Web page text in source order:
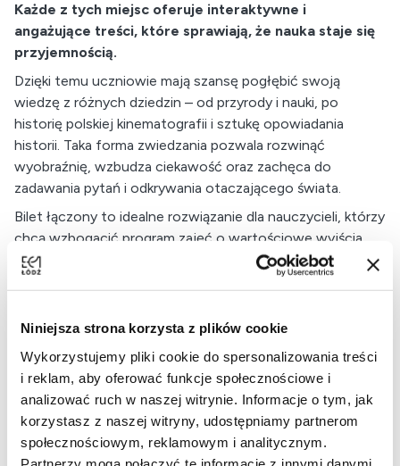
Niniejsza strona korzysta z plików cookie
Wykorzystujemy pliki cookie do spersonalizowania treści
i reklam, aby oferować funkcje społecznościowe i
analizować ruch w naszej witrynie. Informacje o tym, jak
korzystasz z naszej witryny, udostępniamy partnerom
społecznościowym, reklamowym i analitycznym.
Każde z tych miejsc oferuje interaktywne i
angażujące treści, które sprawiają, że nauka staje się
przyjemnością.
Dzięki temu uczniowie mają szansę pogłębić swoją
wiedzę z różnych dziedzin – od przyrody i nauki, po
historię polskiej kinematografii i sztukę opowiadania
historii. Taka forma zwiedzania pozwala rozwinąć
wyobraźnię, wzbudza ciekawość oraz zachęca do
zadawania pytań i odkrywania otaczającego świata.
Bilet łączony to idealne rozwiązanie dla nauczycieli, którzy
chcą wzbogacić program zajęć o wartościowe wyjścia
edukacyjne i sprawić, aby każda wizyta była wyjątkowym
przeżyciem.
Zapewnij swojej grupie niezapomniane chwile, łącząc
nowoczesne doświadczenia edukacyjne z bliskim
kontaktem z przyrodą.
Cena biletu: 58 zł/os.
Opiekun: 1 zł
Ważność biletu: 90 dni.